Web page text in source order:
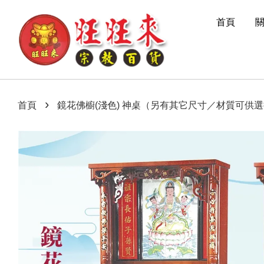
首頁
首頁 › 鏡花佛櫥(淺色) 神桌（另有其它尺寸／材質可供